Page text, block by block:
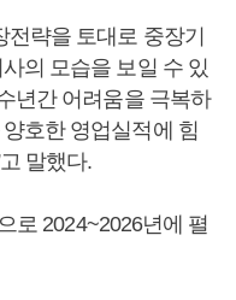
전략을 토대로 중장기
의 모습을 보일 수 있
년간 어려움을 극복하
호한 영업실적에 힘
말했다.
로 2024~2026년에 펼